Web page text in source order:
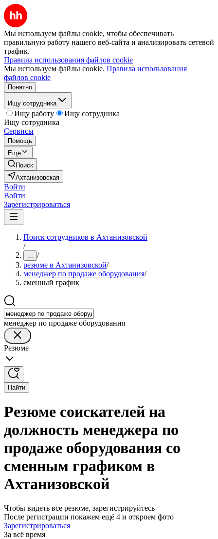
Мы используем файлы cookie, чтобы обеспечивать
правильную работу нашего веб-сайта и анализировать сетевой
трафик.
Правила использования файлов cookie
Мы используем файлы cookie. Правила использования
файлов cookie
Понятно
Ищу сотрудника
Ищу работу
Ищу сотрудника
Ищу сотрудника
Сервисы
Помощь
Ещё
Поиск
Ахтанизовская
Войти
Войти
Зарегистрироваться
Поиск сотрудников в Ахтанизовской
/
... /
резюме в Ахтанизовской/
менеджер по продаже оборудования/
сменный график
менеджер по продаже оборудования
Резюме
Найти
Резюме соискателей на
должность менеджера по
продаже оборудования со
сменным графиком в
Ахтанизовской
Чтобы видеть все резюме, зарегистрируйтесь
После регистрации покажем ещё 4 и откроем фото
Зарегистрироваться
За всё время